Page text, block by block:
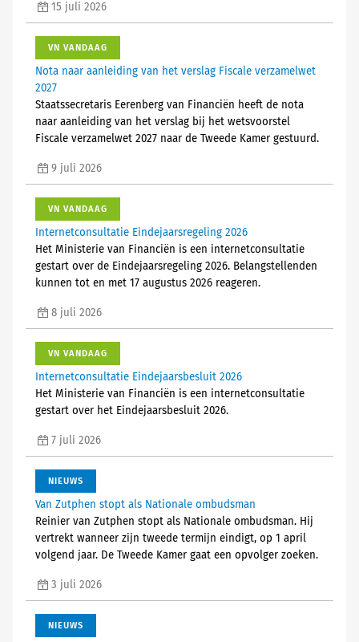
15 juli 2026
VN VANDAAG
Nota naar aanleiding van het verslag Fiscale verzamelwet
2027
Staatssecretaris Eerenberg van Financiën heeft de nota
naar aanleiding van het verslag bij het wetsvoorstel
Fiscale verzamelwet 2027 naar de Tweede Kamer gestuurd.
9 juli 2026
VN VANDAAG
Internetconsultatie Eindejaarsregeling 2026
Het Ministerie van Financiën is een internetconsultatie
gestart over de Eindejaarsregeling 2026. Belangstellenden
kunnen tot en met 17 augustus 2026 reageren.
8 juli 2026
VN VANDAAG
Internetconsultatie Eindejaarsbesluit 2026
Het Ministerie van Financiën is een internetconsultatie
gestart over het Eindejaarsbesluit 2026.
7 juli 2026
NIEUWS
Van Zutphen stopt als Nationale ombudsman
Reinier van Zutphen stopt als Nationale ombudsman. Hij
vertrekt wanneer zijn tweede termijn eindigt, op 1 april
volgend jaar. De Tweede Kamer gaat een opvolger zoeken.
3 juli 2026
NIEUWS